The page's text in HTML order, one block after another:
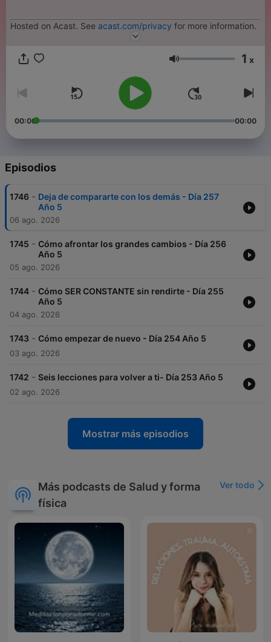
Hosted on Acast. See acast.com/privacy for more information.
Volumen 1 x
00:00 00:00
Episodios
1746 - Deja de compararte con los demás - Día 257
Año 5
06 ago. 2026
1745 - Cómo afrontar los grandes cambios - Día 256
Año 5
05 ago. 2026
1744 - Cómo SER CONSTANTE sin rendirte - Día 255
Año 5
04 ago. 2026
1743 - Cómo empezar de nuevo - Día 254 Año 5
03 ago. 2026
1742 - Seis lecciones para volver a ti- Día 253 Año 5
02 ago. 2026
Mostrar más episodios
Más podcasts de Salud y forma
física
Ver todo